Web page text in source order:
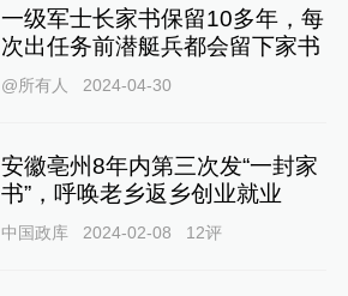
一级军士长家书保留10多年，每
次出任务前潜艇兵都会留下家书
@所有人 2024-04-30
安徽亳州8年内第三次发“一封家
书”，呼唤老乡返乡创业就业
中国政库 2024-02-08 12评